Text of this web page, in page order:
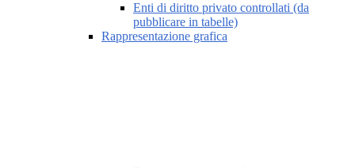
Enti di diritto privato controllati (da
pubblicare in tabelle)
Rappresentazione grafica